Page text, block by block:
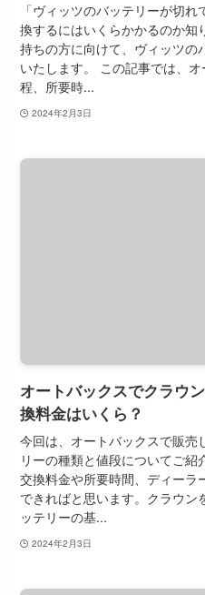
「ヴィッツのバッテリーが切
換するにはいくらかかるのか知
持ちの方に向けて、ヴィッツの
いたします。 この記事では、
程、所要時...
2024年2月3日
オートバックスでクラウ
換料金はいくら？
今回は、オートバックスで販売
リーの種類と値段についてご
交換料金や所要時間、ディーラ
できればと思います。クラウ
ッテリーの基...
2024年2月3日